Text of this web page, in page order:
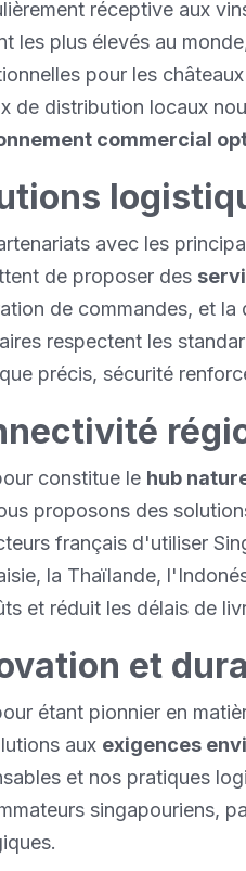
réceptive aux
les plus élevés au
pour les
de distribution locaux
commercial
avec les
de proposer des
de commandes, et
respectent les
précis, sécurité
constitue le hub
proposons des
français d'utiliser
la Thaïlande,
et réduit les délais de
et
étant pionnier en
aux exigences
et nos pratiques
singapouriens,